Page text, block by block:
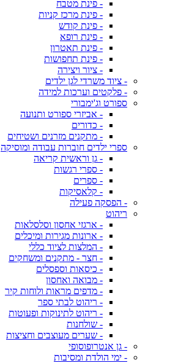
- פינת מטבח
- פינת מרכז קניות
- פינת קודש
- פינת רופא
- פינת תאטרון
- פינת תחפושות
- ציור ויצירה
- ציוד משרדי לגן ילדים
- פלקטים וערכות למידה
ספורט וג'ימבורי
- אביזרי ספורט ותנועה
- כדורים
- מתקנים מזרנים ושטיחים
ספרי ילדים חוברות עבודה ומוסיקה
- גן וראשית קריאה
- ספרי רגשות
- ספרים
- קלאסיקות
- הפסקה פעילה
ריהוט
- ארגזי אחסון וסלסלאות
- ארונות מגירות ומיכלים
- המלצות לציוד כללי
- חצר - מתקנים ומשחקים
- כיסאות וספסלים
- מבואה ואחסון
- מדפים מראות ולוחות קיר
- ריהוט לבתי ספר
- ריהוט לתינוקות ופעוטות
- שולחנות
- שערים מעוצבים וחציצות
- גן אנטרופוסופי
- ימי הולדת ומסיבות